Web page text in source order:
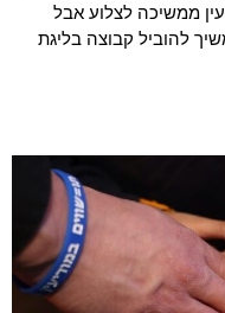
ממשיכה לצלוע אבל
להוביל קבוצה בליגת